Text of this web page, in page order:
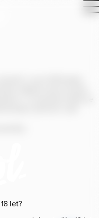
18 let?
v roce
V současné době se
příchutí s alk.